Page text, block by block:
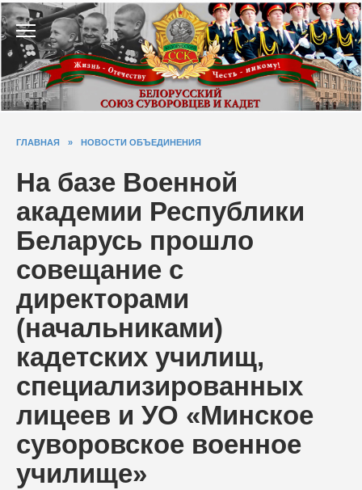
Перейти
к
содержанию
ГЛАВНАЯ » НОВОСТИ ОБЪЕДИНЕНИЯ
На базе Военной
академии Республики
Беларусь прошло
совещание с
директорами
(начальниками)
кадетских училищ,
специализированных
лицеев и УО «Минское
суворовское военное
училище»